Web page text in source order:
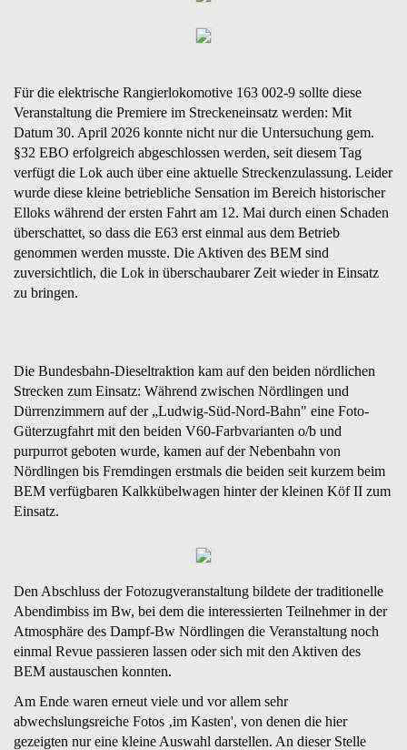
Für die elektrische Rangierlokomotive 163 002-9 sollte diese
Veranstaltung die Premiere im Streckeneinsatz werden: Mit
Datum 30. April 2026 konnte nicht nur die Untersuchung gem.
§32 EBO erfolgreich abgeschlossen werden, seit diesem Tag
verfügt die Lok auch über eine aktuelle Streckenzulassung. Leider
wurde diese kleine betriebliche Sensation im Bereich historischer
Elloks während der ersten Fahrt am 12. Mai durch einen Schaden
überschattet, so dass die E63 erst einmal aus dem Betrieb
genommen werden musste. Die Aktiven des BEM sind
zuversichtlich, die Lok in überschaubarer Zeit wieder in Einsatz
zu bringen.
Die Bundesbahn-Dieseltraktion kam auf den beiden nördlichen
Strecken zum Einsatz: Während zwischen Nördlingen und
Dürrenzimmern auf der „Ludwig-Süd-Nord-Bahn" eine Foto-
Güterzugfahrt mit den beiden V60-Farbvarianten o/b und
purpurrot geboten wurde, kamen auf der Nebenbahn von
Nördlingen bis Fremdingen erstmals die beiden seit kurzem beim
BEM verfügbaren Kalkkübelwagen hinter der kleinen Köf II zum
Einsatz.
Den Abschluss der Fotozugveranstaltung bildete der traditionelle
Abendimbiss im Bw, bei dem die interessierten Teilnehmer in der
Atmosphäre des Dampf-Bw Nördlingen die Veranstaltung noch
einmal Revue passieren lassen oder sich mit den Aktiven des
BEM austauschen konnten.
Am Ende waren erneut viele und vor allem sehr
abwechslungsreiche Fotos ‚im Kasten', von denen die hier
gezeigten nur eine kleine Auswahl darstellen. An dieser Stelle